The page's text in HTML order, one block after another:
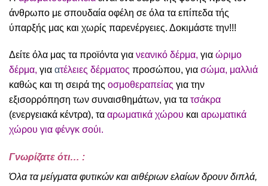
άνθρωπο με σπουδαία οφέλη σε όλα τα επίπεδα τής
ύπαρξής μας και χωρίς παρενέργειες. Δοκιμάστε την!!!
Δείτε όλα μας τα προϊόντα για νεανικό δέρμα, για ώριμο
δέρμα, για ατέλειες δέρματος προσώπου, για σώμα, μαλλιά
καθώς και τη σειρά της οσμοθεραπείας για την
εξισορρόπηση των συναισθημάτων, για τα τσάκρα
(ενεργειακά κέντρα), τα αρωματικά χώρου και αρωματικά
χώρου για φένγκ σούι.
Γνωρίζατε ότι… :
Όλα τα μείγματα φυτικών και αιθέριων ελαίων δρουν διπλά,